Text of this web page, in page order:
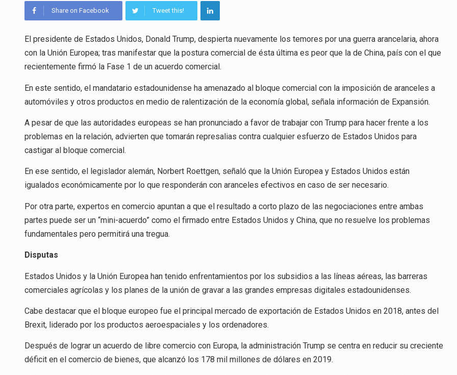
La industria manufacturera de exportación afiliada a Index en Nuevo León ha alcanzado hasta
El superávit comercial de México con Estados Unidos alcanzó 102,581 millones de dólares
El Tribunal Federal de Justicia Administrativa (TFJA), a través de su Segunda Sala Regional en…
EUROPEA,
OTRA
Share on Facebook Tweet this!
El presidente de Estados Unidos, Donald Trump, despierta nuevamente los temores por una guerra arancelaria, ahora
con la Unión Europea; tras manifestar que la postura comercial de ésta última es peor que la de China, país con el que
recientemente firmó la Fase 1 de un acuerdo comercial.
En este sentido, el mandatario estadounidense ha amenazado al bloque comercial con la imposición de aranceles a
automóviles y otros productos en medio de ralentización de la economía global, señala información de Expansión.
A pesar de que las autoridades europeas se han pronunciado a favor de trabajar con Trump para hacer frente a los
problemas en la relación, advierten que tomarán represalias contra cualquier esfuerzo de Estados Unidos para
castigar al bloque comercial.
En ese sentido, el legislador alemán, Norbert Roettgen, señaló que la Unión Europea y Estados Unidos están
igualados económicamente por lo que responderán con aranceles efectivos en caso de ser necesario.
Por otra parte, expertos en comercio apuntan a que el resultado a corto plazo de las negociaciones entre ambas
partes puede ser un “mini-acuerdo” como el firmado entre Estados Unidos y China, que no resuelve los problemas
fundamentales pero permitirá una tregua.
Disputas
Estados Unidos y la Unión Europea han tenido enfrentamientos por los subsidios a las líneas aéreas, las barreras
comerciales agrícolas y los planes de la unión de gravar a las grandes empresas digitales estadounidenses.
Cabe destacar que el bloque europeo fue el principal mercado de exportación de Estados Unidos en 2018, antes del
Brexit, liderado por los productos aeroespaciales y los ordenadores.
Después de lograr un acuerdo de libre comercio con Europa, la administración Trump se centra en reducir su creciente
déficit en el comercio de bienes, que alcanzó los 178 mil millones de dólares en 2019.